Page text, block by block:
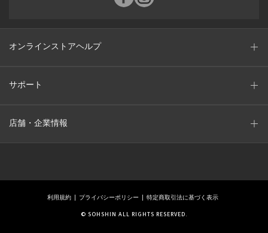
オンラインストアヘルプ
サポート
店舗・企業情報
利用規約 プライバシーポリシー
特定商取引法に基づく表示
© SOHSHIN ALL RIGHTS RESERVED.